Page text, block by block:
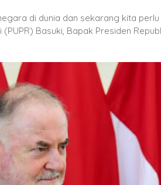
di dunia dan sekarang kita
Basuki, Bapak Presiden